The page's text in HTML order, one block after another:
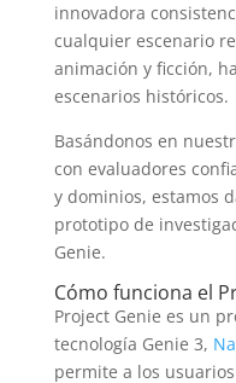
innovadora
cualquier escenario
animación y ficción,
escenarios históricos.
Basándonos en
con evaluadores
y dominios, estamos
prototipo de
Genie.
Cómo funciona el
Project Genie es un
tecnología Genie 3,
permite a los